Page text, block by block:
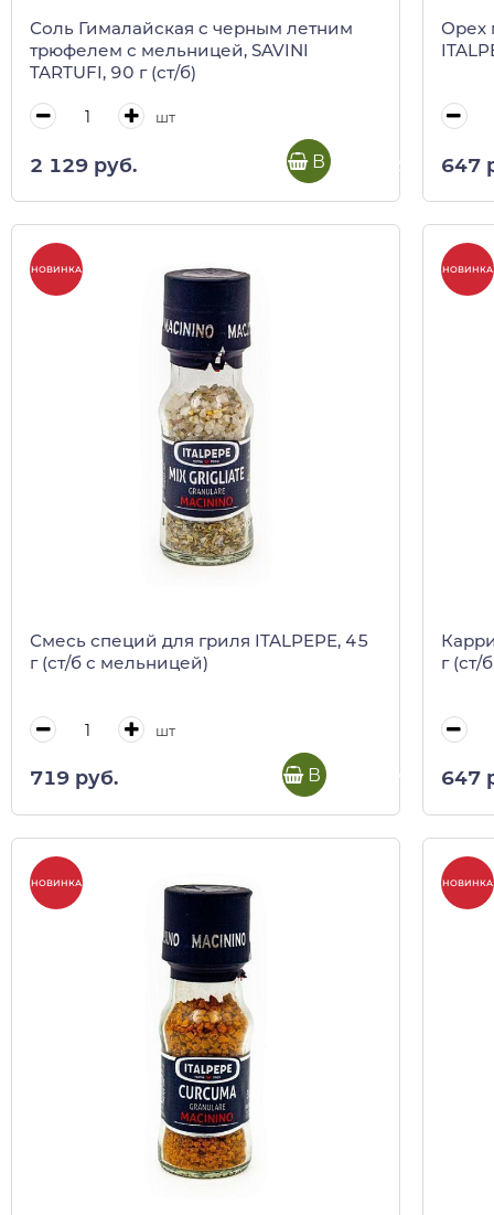
Соль Гималайская c черным летним
трюфелем с мельницей, SAVINI
TARTUFI, 90 г (ст/б)
шт
2 129 руб. В корзину
Орех
647
НОВИНКА
Смесь специй для гриля ITALPEPE, 45
г (ст/б с мельницей)
шт
719 руб. В корзину
НОВИНКА
г (ст/
647
НОВИНКА НОВИНКА